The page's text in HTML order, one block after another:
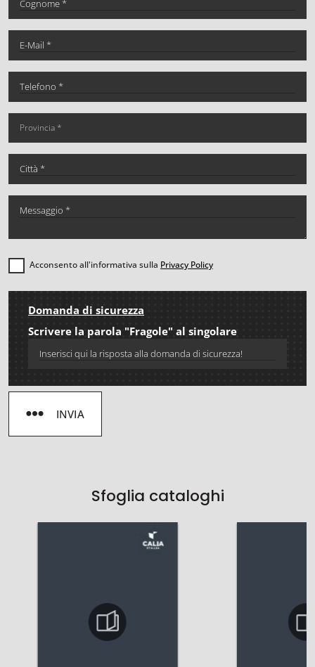
Sfoglia cataloghi
Acconsento all'informativa sulla Privacy Policy
Domanda di sicurezza
Scrivere la parola "Fragole" al singolare
INVIA